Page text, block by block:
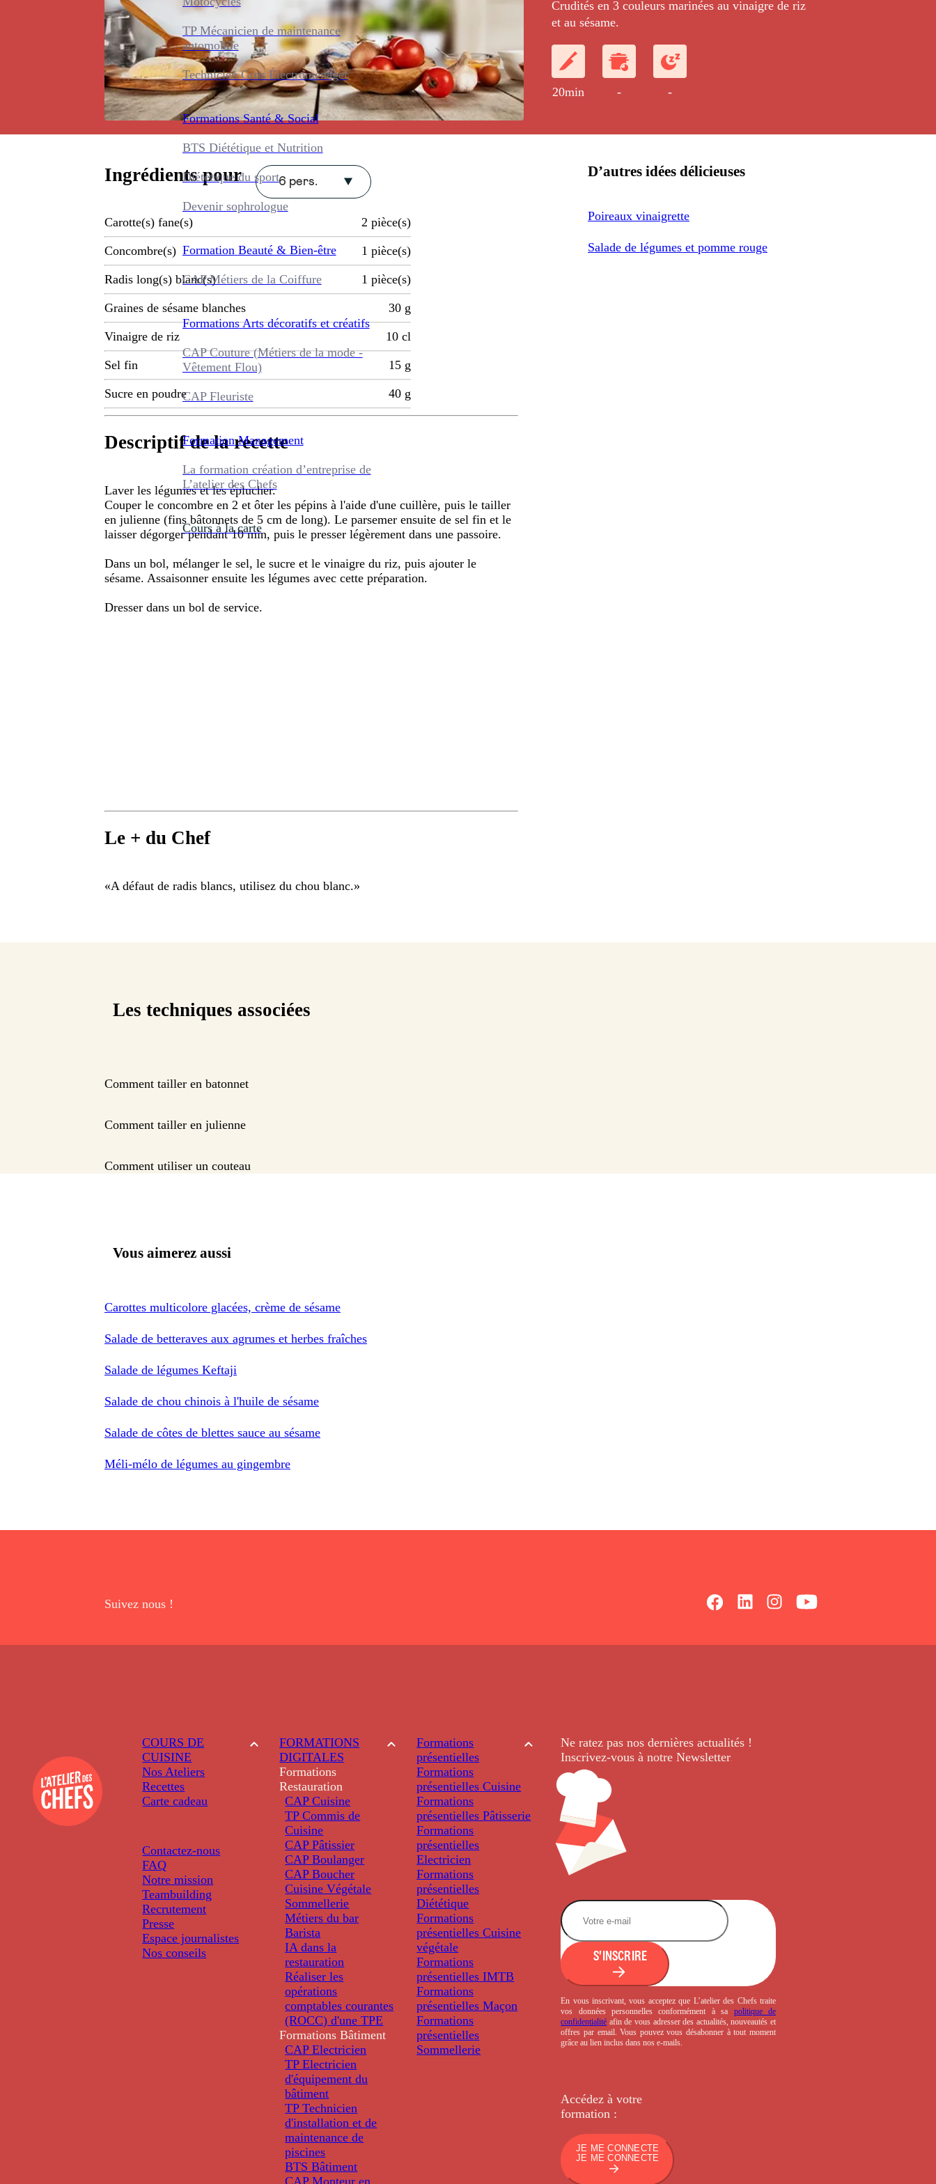
TP Mécanicien de maintenance
automobile
Technicien Gros Électroménager
Formations Santé & Social
BTS Diététique et Nutrition
Diététique du sport
Devenir sophrologue
Formation Beauté & Bien-être
CAP Métiers de la Coiffure
Formations Arts décoratifs et créatifs
CAP Couture (Métiers de la mode -
Vêtement Flou)
CAP Fleuriste
Formation Management
La formation création d’entreprise de
L’atelier des Chefs
Cours à la carte
Crudités en 3 couleurs marinées au vinaigre de riz
et au sésame.
20min - -
Ingrédients pour 6 pers.
Carotte(s) fane(s) 2 pièce(s)
Concombre(s) 1 pièce(s)
Radis long(s) blanc(s) 1 pièce(s)
Graines de sésame blanches 30 g
Vinaigre de riz 10 cl
Sel fin 15 g
Sucre en poudre 40 g
Descriptif de la recette
Laver les légumes et les éplucher.
Couper le concombre en 2 et ôter les pépins à l'aide d'une cuillère, puis le tailler
en julienne (fins bâtonnets de 5 cm de long). Le parsemer ensuite de sel fin et le
laisser dégorger pendant 10 min, puis le presser légèrement dans une passoire.
Dans un bol, mélanger le sel, le sucre et le vinaigre du riz, puis ajouter le
sésame. Assaisonner ensuite les légumes avec cette préparation.
Dresser dans un bol de service.
Le + du Chef
«A défaut de radis blancs, utilisez du chou blanc.»
D’autres idées délicieuses
Poireaux vinaigrette
Salade de légumes et pomme rouge
Les techniques associées
Comment tailler en batonnet
Comment tailler en julienne
Comment utiliser un couteau
Vous aimerez aussi
Carottes multicolore glacées, crème de sésame
Salade de betteraves aux agrumes et herbes fraîches
Salade de légumes Keftaji
Salade de chou chinois à l'huile de sésame
Salade de côtes de blettes sauce au sésame
Méli-mélo de légumes au gingembre
Suivez nous !
COURS DE
CUISINE
Nos Ateliers
Recettes
Carte cadeau
Contactez-nous
FAQ
Notre mission
Teambuilding
Recrutement
Presse
Espace journalistes
Nos conseils
FORMATIONS
DIGITALES
Formations
Restauration
CAP Cuisine
TP Commis de
Cuisine
CAP Pâtissier
CAP Boulanger
CAP Boucher
Cuisine Végétale
Sommellerie
Métiers du bar
Barista
IA dans la
restauration
Réaliser les
opérations
comptables courantes
(ROCC) d'une TPE
Formations Bâtiment
CAP Electricien
TP Electricien
d'équipement du
bâtiment
TP Technicien
d'installation et de
maintenance de
piscines
BTS Bâtiment
CAP Monteur en
Formations
présentielles
Formations
présentielles Cuisine
Formations
présentielles Pâtisserie
Formations
présentielles
Electricien
Formations
présentielles
Diététique
Formations
présentielles Cuisine
végétale
Formations
présentielles IMTB
Formations
présentielles Maçon
Formations
présentielles
Sommellerie
Ne ratez pas nos dernièresactualités !
Inscrivez-vous à notre Newsletter.
S'INSCRIRE
En vous inscrivant, vous acceptez que L’atelier des Chefs traite
vos données personnelles conformément à sa politique de
confidentialité afin de vous adresser des actualités, nouveautés et
offres par email. Vous pouvez vous désabonner à tout moment
grâce au lien inclus dans nos e-mails.
Accédez à votre
formation :
JE ME CONNECTE
JE ME CONNECTE